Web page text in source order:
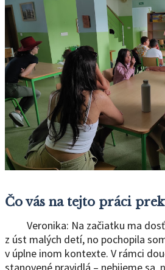
Čo vás na tejto práci
Veronika: Na začiatku ma dosť
z úst malých detí, no pochopila
v úplne inom kontexte. V rámci
stanovené pravidlá – nebijeme sa,